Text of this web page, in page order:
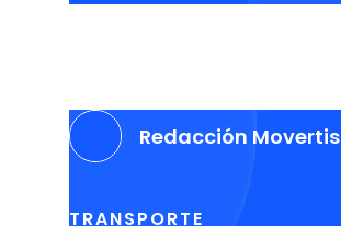
Redacción Movertis
TRANSPORTE